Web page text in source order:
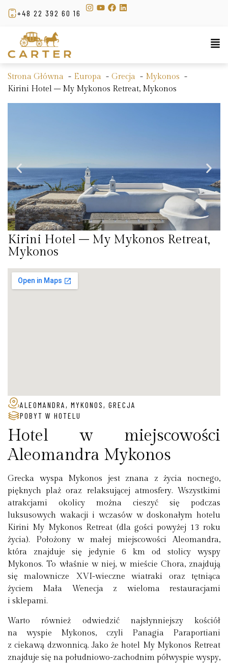
+48 22 392 60 16
Strona Główna Europa Grecja
Mykonos
Kirini Hotel – My Mykonos Retreat, Mykonos
Kirini Hotel – My Mykonos Retreat,
Mykonos
ALEOMANDRA, MYKONOS, GRECJA
POBYT W HOTELU
Hotel w miejscowości
Aleomandra Mykonos
Grecka wyspa Mykonos jest znana z życia nocnego,
pięknych plaż oraz relaksującej atmosfery. Wszystkimi
atrakcjami okolicy można cieszyć się podczas
luksusowych wakacji i wczasów w doskonałym hotelu
Kirini My Mykonos Retreat (dla gości powyżej 13 roku
życia). Położony w małej miejscowości Aleomandra,
która znajduje się jedynie 6 km od stolicy wyspy
Mykonos. To właśnie w niej, w mieście Chora, znajdują
się malownicze XVI-wieczne wiatraki oraz tętniąca
życiem Mała Wenecja z wieloma restauracjami
i sklepami.
Warto również odwiedzić najsłynniejszy kościół
na wyspie Mykonos, czyli Panagia Paraportiani
z ciekawą dzwonnicą. Jako że hotel My Mykonos Retreat
znajduje się na południowo-zachodnim półwyspie wyspy,